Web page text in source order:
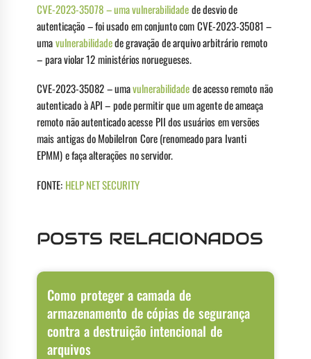
CVE-2023-35078 – uma vulnerabilidadede desvio de
autenticação – foi usado em conjunto com CVE-2023-35081 –
umavulnerabilidadede gravação de arquivo arbitrário remoto
– para violar 12 ministérios noruegueses.
CVE-2023-35082 – umavulnerabilidadede acesso remoto não
autenticado à API – pode permitir que um agente de ameaça
remoto não autenticado acesse PII dos usuários em versões
mais antigas do MobileIron Core (renomeado para Ivanti
EPMM) e faça alterações no servidor.
FONTE: HELP NET SECURITY
POSTS RELACIONADOS
Como proteger a camada de
armazenamento de cópias de segurança
contra a destruição intencional de
arquivos